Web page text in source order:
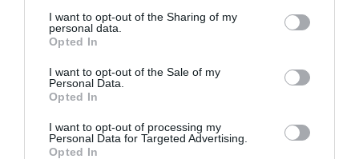
I want to opt-out of the Sharing of my
personal data.
Opted In
I want to opt-out of the Sale of my
Personal Data.
Opted In
I want to opt-out of processing my
Personal Data for Targeted Advertising.
Opted In
Buffé
Japansk mat
Vegan